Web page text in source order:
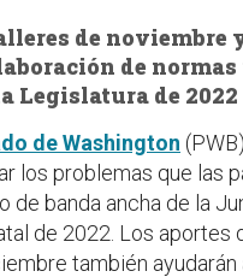
de
de
Legislatura de 2022
de Washington
los problemas que las
banda ancha de la
de 2022. Los aportes
también ayudarán